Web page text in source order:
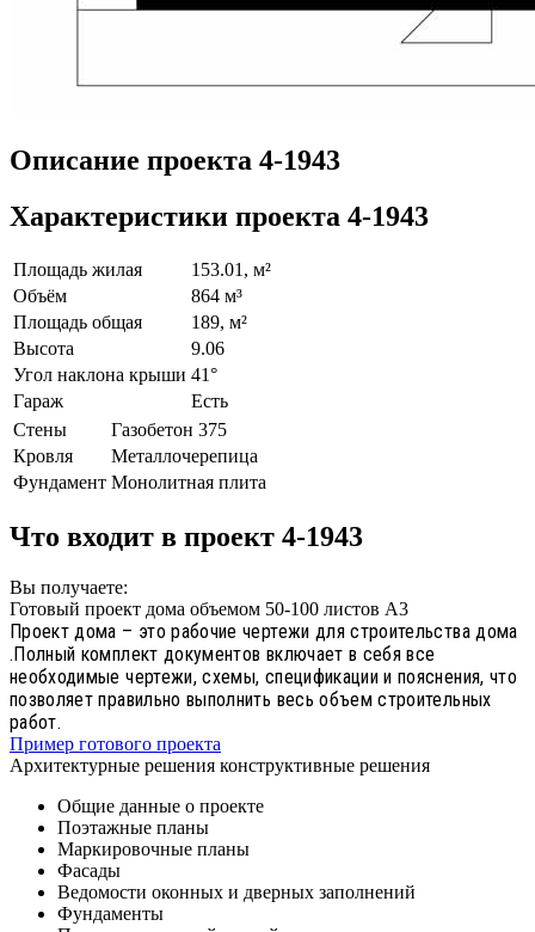
Описание проекта 4-1943
Характеристики проекта 4-1943
Площадь жилая
153.01, м²
Объём
864 м³
Площадь общая
189, м²
Высота
9.06
Угол наклона крыши 41°
Гараж
Есть
Стены
Газобетон 375
Кровля
Металлочерепица
Фундамент Монолитная плита
Что входит в проект 4-1943
Вы получаете:
Готовый проект дома объемом 50-100 листов А3
Проект дома – это рабочие чертежи для строительства дома
.Полный комплект документов включает в себя все
необходимые чертежи, схемы, спецификации и пояснения, что
позволяет правильно выполнить весь объем строительных
работ.
Пример готового проекта
Архитектурные решения конструктивные решения
Общие данные о проекте
Поэтажные планы
Маркировочные планы
Фасады
Ведомости оконных и дверных заполнений
Фундаменты